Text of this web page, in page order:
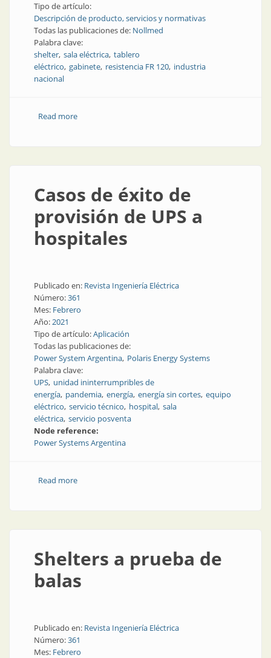
Tipo de artículo:
Descripción de producto, servicios y normativas
Todas las publicaciones de: Nollmed
Palabra clave:
shelter sala eléctrica tablero
eléctrico gabinete resistencia FR 120 industria
nacional
Read moreabout Shelters de altas prestaciones
Casos de éxito de
provisión de UPS a
hospitales
Publicado en: Revista Ingeniería Eléctrica
Número:361
Mes: Febrero
Año:2021
Tipo de artículo:Aplicación
Todas las publicaciones de:
Power System Argentina Polaris Energy Systems
Palabra clave:
UPS unidad ininterrumpribles de
energía pandemia energía energía sin cortes equipo
eléctrico servicio técnico hospital sala
eléctrica servicio posventa
Node reference:
Power Systems Argentina
Read moreabout Casos de éxito de provisión de UPS a
Shelters a prueba de
balas
Publicado en: Revista Ingeniería Eléctrica
Número:361
Mes: Febrero